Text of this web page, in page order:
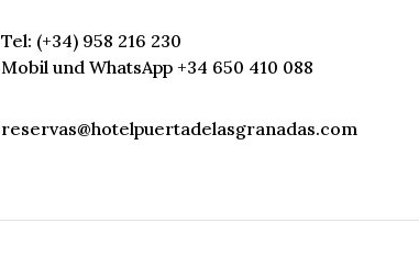
Tel: (+34) 958 216 230
Mobil und WhatsApp +34 650 410 088
reservas@hotelpuertadelasgranadas.com